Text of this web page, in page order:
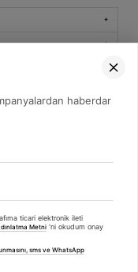
Saklıdır.
haberdar
ticari elektronik ileti
Metni 'ni okudum onay
sms ve WhatsApp